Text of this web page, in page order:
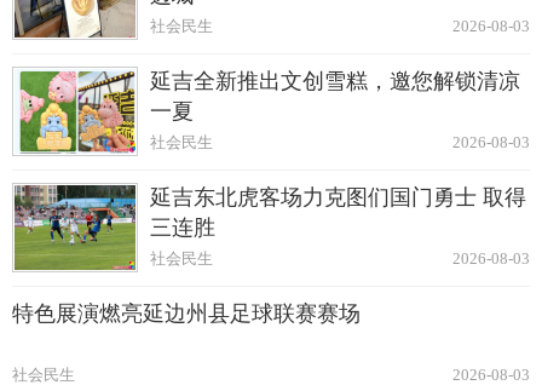
2026-08-03
社会民生
延吉全新推出文创雪糕，邀您解锁清凉
一夏
2026-08-03
社会民生
延吉东北虎客场力克图们国门勇士 取得
三连胜
2026-08-03
社会民生
特色展演燃亮延边州县足球联赛赛场
2026-08-03
社会民生